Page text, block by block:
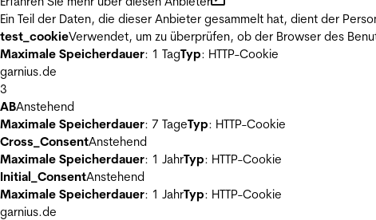
Ein Teil der Daten, die dieser Anbieter gesammelt hat, dient der
test_cookieVerwendet, um zu überprüfen, ob der Browser des
Maximale Speicherdauer: 1 TagTyp: HTTP-Cookie
garnius.de
3
ABAnstehend
Maximale Speicherdauer: 7 TageTyp: HTTP-Cookie
Cross_ConsentAnstehend
Maximale Speicherdauer: 1 JahrTyp: HTTP-Cookie
Initial_ConsentAnstehend
Maximale Speicherdauer: 1 JahrTyp: HTTP-Cookie
garnius.de